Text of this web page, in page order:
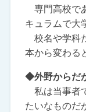
専門高校で
キュラムで大
校名や学科
本から変わる
◆外野からだ
私は当事者
たいなものだ